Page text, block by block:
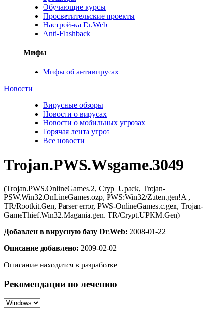
Обучающие курсы
Просветительские проекты
Настрой-ка Dr.Web
Anti-Flashback
Мифы
Мифы об антивирусах
Новости
Вирусные обзоры
Новости о вирусах
Новости о мобильных угрозах
Горячая лента угроз
Все новости
Trojan.PWS.Wsgame.3049
(Trojan.PWS.OnlineGames.2, Cryp_Upack, Trojan-
PSW.Win32.OnLineGames.ozp, PWS:Win32/Zuten.gen!A ,
TR/Rootkit.Gen, Parser error, PWS-OnlineGames.c.gen, Trojan-
GameThief.Win32.Magania.gen, TR/Crypt.UPKM.Gen)
Добавлен в вирусную базу Dr.Web: 2008-01-22
Описание добавлено: 2009-02-02
Описание находится в разработке
Рекомендации по лечению